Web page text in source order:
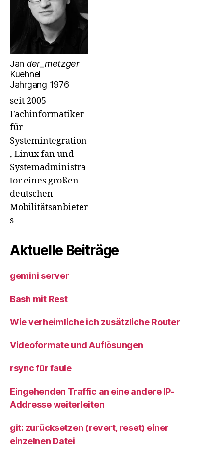
Jan der_metzger
Kuehnel
Jahrgang 1976
seit 2005
Fachinformatiker
für
Systemintegration
, Linux fan und
Systemadministra
tor eines großen
deutschen
Mobilitätsanbieter
s
Aktuelle Beiträge
gemini server
Bash mit Rest
Wie verheimliche ich zusätzliche Router
Videoformate und Auflösungen
rsync für faule
Eingehenden Traffic an eine andere IP-
Addresse weiterleiten
git: zurücksetzen (revert, reset) einer
einzelnen Datei